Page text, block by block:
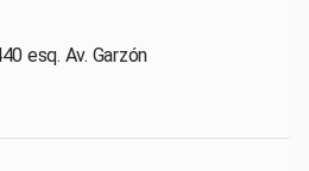
esq. Av. Garzón